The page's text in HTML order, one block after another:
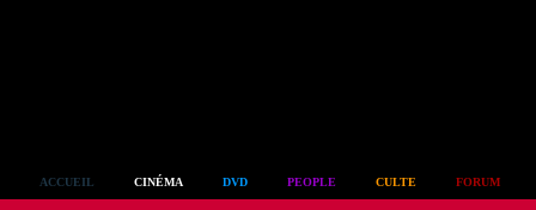
ACCUEIL CINÉMA DVD PEOPLE CULTE FORUM